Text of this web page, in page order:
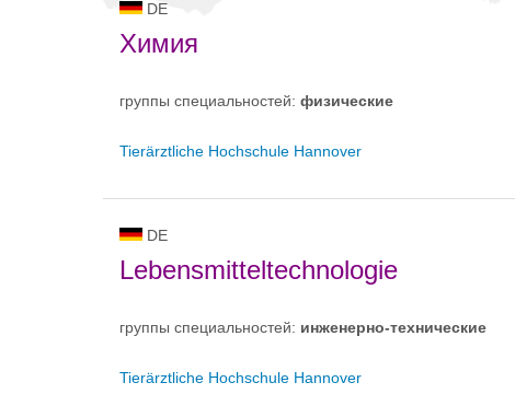
DE
Химия
группы специальностей: физическиe
Tierärztliche Hochschule Hannover
DE
Lebensmitteltechnologie
группы специальностей: инженерно-техническиe
Tierärztliche Hochschule Hannover